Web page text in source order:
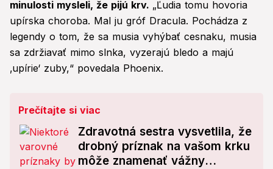
minulosti mysleli, že pijú krv. „Ľudia tomu hovoria
upírska choroba. Mal ju gróf Dracula. Pochádza z
legendy o tom, že sa musia vyhýbať cesnaku, musia
sa zdržiavať mimo slnka, vyzerajú bledo a majú
‚upírie‘ zuby,“ povedala Phoenix.
Prečítajte si viac
Zdravotná sestra vysvetlila, že
drobný príznak na vašom krku
môže znamenať vážny